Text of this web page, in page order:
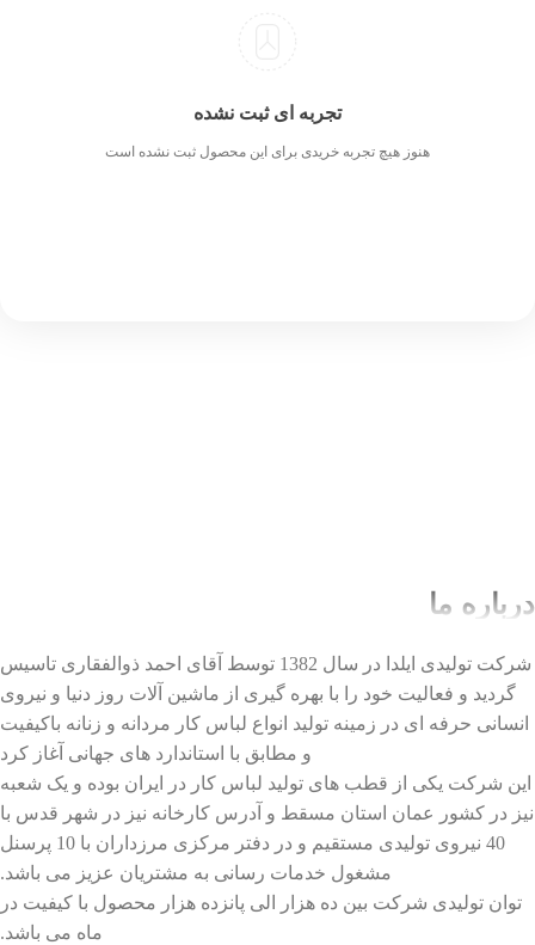
تجربه ای ثبت نشده
هنوز هیچ تجربه خریدی برای این محصول ثبت نشده است
درباره ما
شرکت تولیدی ایلدا در سال 1382 توسط آقای احمد ذوالفقاری تاسیس
گردید و فعالیت خود را با بهره گیری از ماشین آلات روز دنیا و نیروی
انسانی حرفه ای در زمینه تولید انواع لباس کار مردانه و زنانه باکیفیت
و مطابق با استاندارد های جهانی آغاز کرد
این شرکت یکی از قطب های تولید لباس کار در ایران بوده و یک شعبه
نیز در کشور عمان استان مسقط و آدرس کارخانه نیز در شهر قدس با
40 نیروی تولیدی مستقیم و در دفتر مرکزی مرزداران با 10 پرسنل
مشغول خدمات رسانی به مشتریان عزیز می باشد.
توان تولیدی شرکت بین ده هزار الی پانزده هزار محصول با کیفیت در
ماه می باشد.